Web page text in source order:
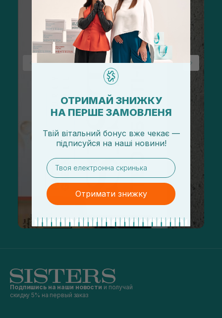
Подпишись на наши новости и получай
скидку 5% на первый заказ
ОТРИМАЙ ЗНИЖКУ
НА ПЕРШЕ ЗАМОВЛЕНЯ
Твій вітальний бонус вже чекає —
підписуйся на наші новини!
email
Отримати знижку